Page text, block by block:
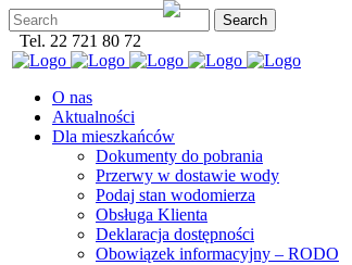
Tel. 22 721 80 72
O nas
Aktualności
Dla mieszkańców
Dokumenty do pobrania
Przerwy w dostawie wody
Podaj stan wodomierza
Obsługa Klienta
Deklaracja dostępności
Obowiązek informacyjny – RODO